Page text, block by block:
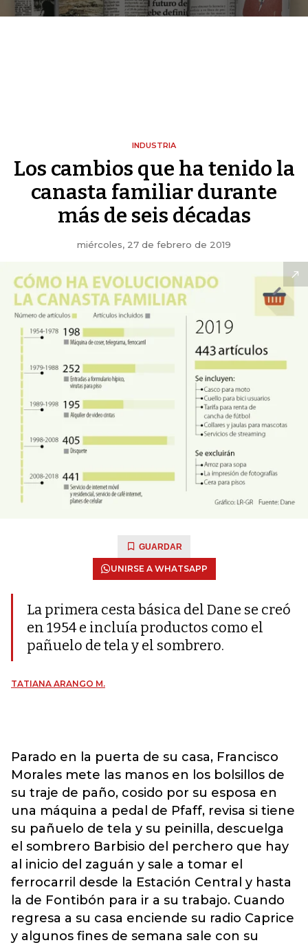
INDUSTRIA
Los cambios que ha tenido la
canasta familiar durante
más de seis décadas
miércoles, 27 de febrero de 2019
GUARDAR
UNIRSE A WHATSAPP
La primera cesta básica del Dane se creó
en 1954 e incluía productos como el
pañuelo de tela y el sombrero.
TATIANA ARANGO M.
Parado en la puerta de su casa, Francisco
Morales mete las manos en los bolsillos de
su traje de paño, cosido por su esposa en
una máquina a pedal de Pfaff, revisa si tiene
su pañuelo de tela y su peinilla, descuelga
el sombrero Barbisio del perchero que hay
al inicio del zaguán y sale a tomar el
ferrocarril desde la Estación Central y hasta
la de Fontibón para ir a su trabajo. Cuando
regresa a su casa enciende su radio Caprice
y algunos fines de semana sale con su